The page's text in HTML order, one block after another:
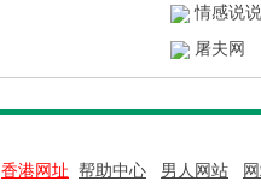
情感说说
屠夫网
香港网址 帮助中心 男人网站